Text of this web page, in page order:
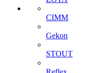
CIMM
Gekon
STOUT